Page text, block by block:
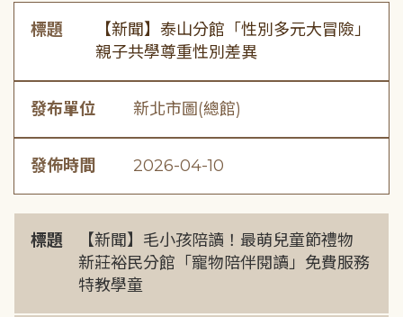
標題
【新聞】泰山分館「性別多元大冒險」
親子共學尊重性別差異
發布單位 新北市圖(總館)
發佈時間 2026-04-10
標題
【新聞】毛小孩陪讀！最萌兒童節禮物
新莊裕民分館「寵物陪伴閱讀」免費服務
特教學童